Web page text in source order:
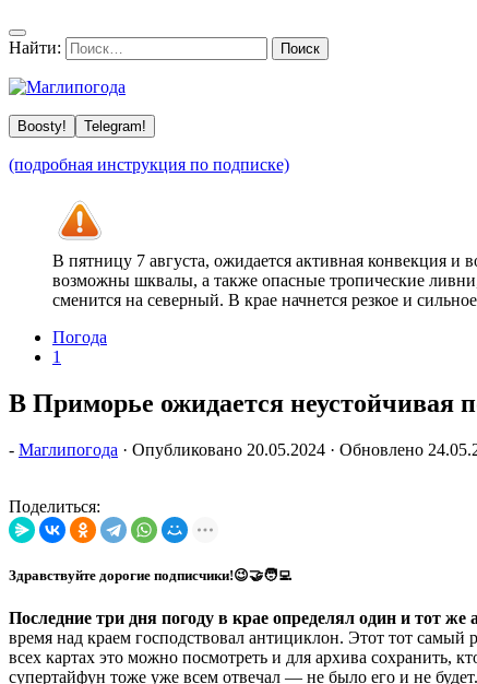
Найти:
Boosty! Telegram!
(подробная инструкция по подписке)
В пятницу 7 августа, ожидается активная конвекция
возможны шквалы, а также опасные тропические
сменится на северный. В крае начнется резкое и
Погода
1
В Приморье ожидается неустойчивая
- Маглипогода · Опубликовано 20.05.2024 · Обновлено
Поделиться:
Здравствуйте дорогие подписчики!😉🤝🧑‍💻
Последние три дня погоду в крае определял один и тот
время над краем господствовал антициклон. Этот тот
всех картах это можно посмотреть и для архива сохранить,
супертайфун тоже уже всем отвечал — не было его и не